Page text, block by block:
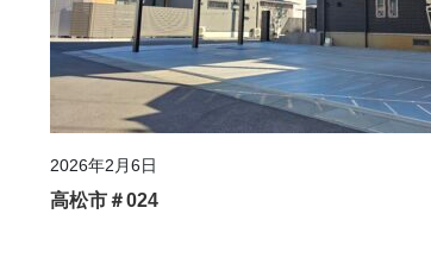
2026年2月6日
高松市＃024